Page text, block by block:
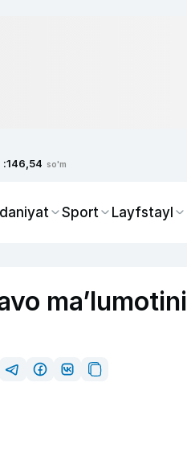
:146,54 so'm
Sport Layfstayl
ma’lumotini